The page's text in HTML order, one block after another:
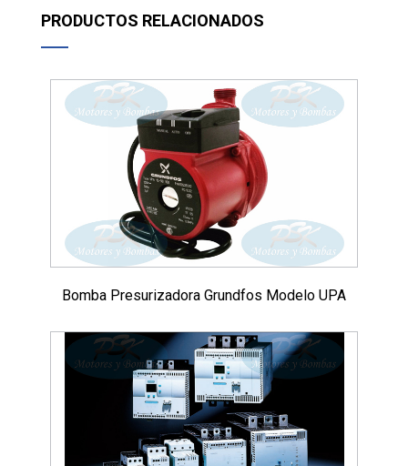
PRODUCTOS RELACIONADOS
Bomba Presurizadora Grundfos Modelo UPA